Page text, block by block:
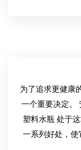
为了追求更健康
一个重要决定。
塑料水瓶 处于
一系列好处，